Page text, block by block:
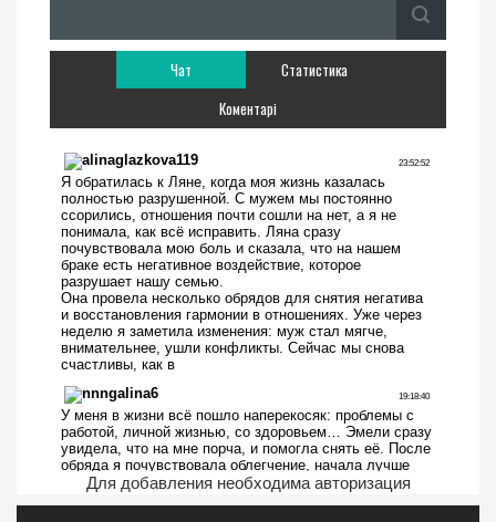
Чат
Статистика
Коментарі
Для добавления необходима авторизация